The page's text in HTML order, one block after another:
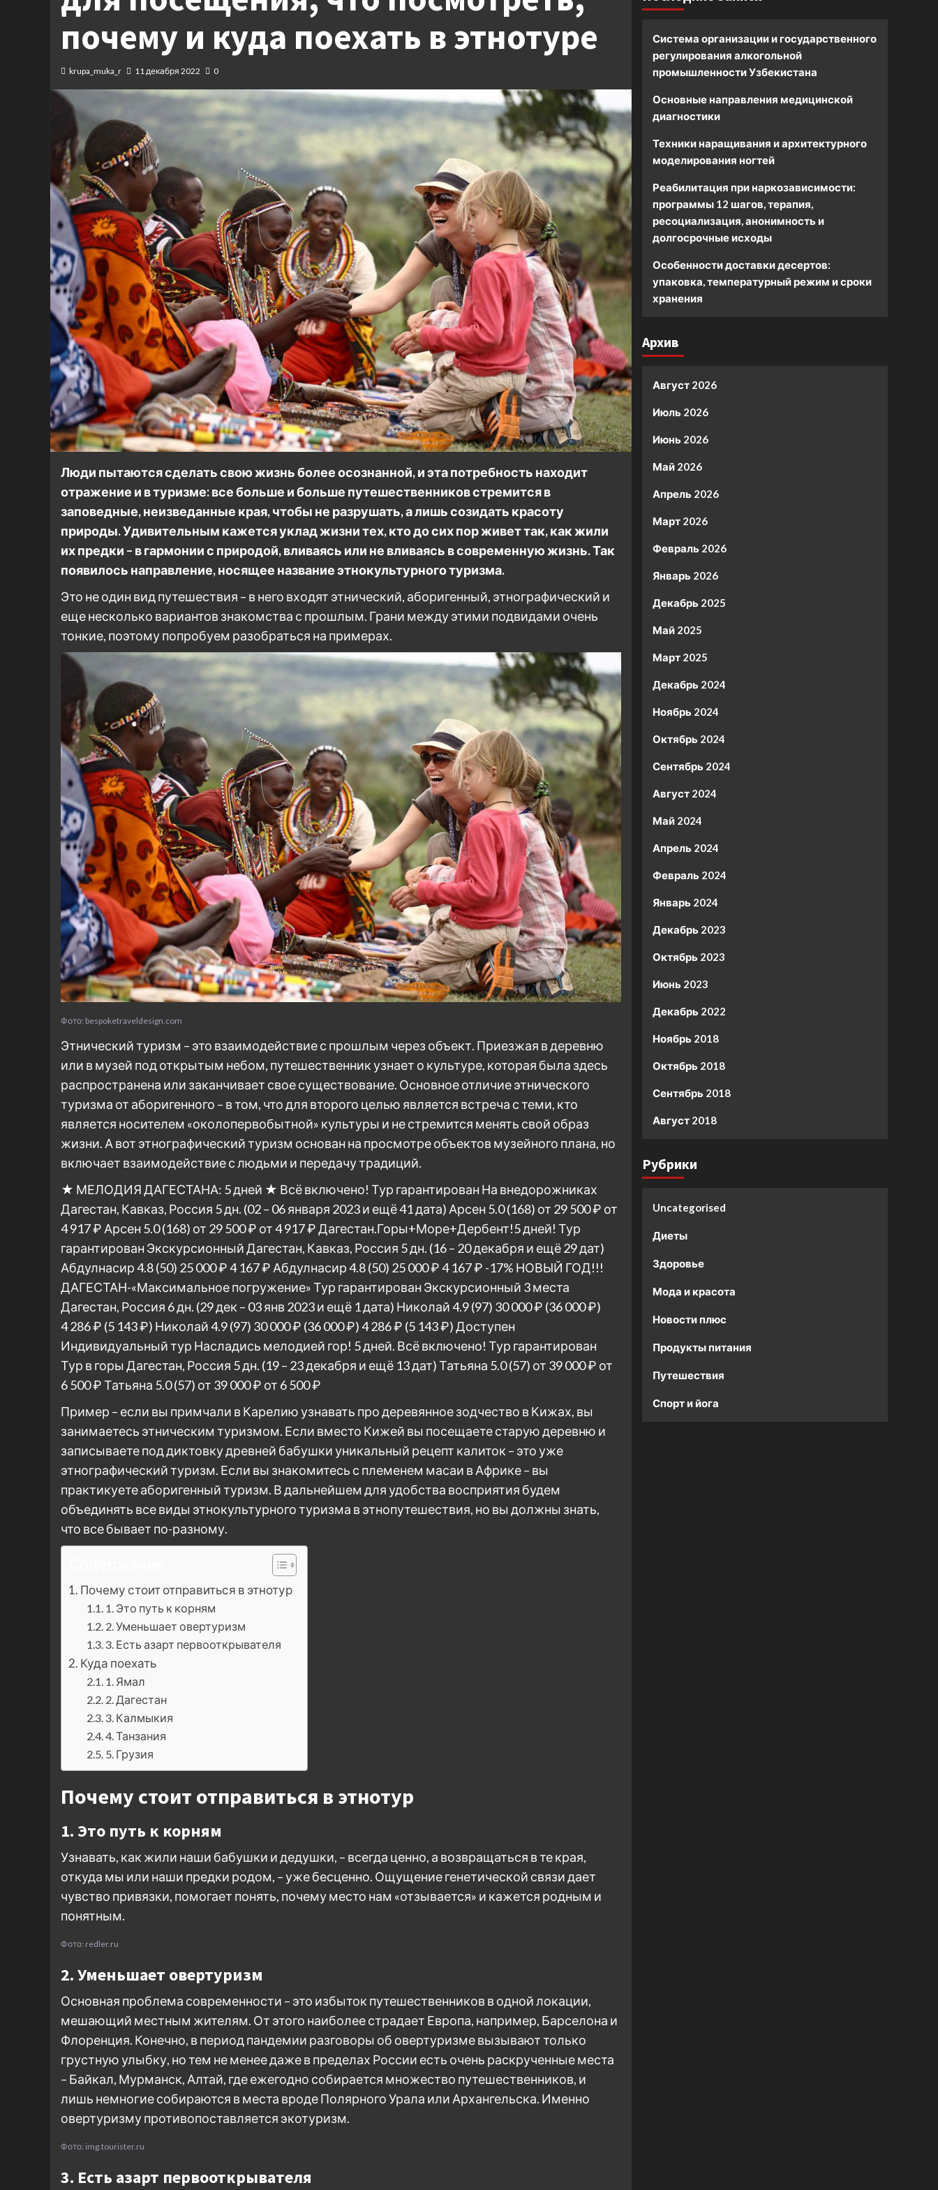
почему и куда поехать в этнотуре
krupa_muka_r 11 декабря 2022 0
Люди пытаются сделать свою жизнь более осознанной, и эта потребность находит
отражение и в туризме: все больше и больше путешественников стремится в
заповедные, неизведанные края, чтобы не разрушать, а лишь созидать красоту
природы. Удивительным кажется уклад жизни тех, кто до сих пор живет так, как жили
их предки – в гармонии с природой, вливаясь или не вливаясь в современную жизнь. Так
появилось направление, носящее название этнокультурного туризма.
Это не один вид путешествия – в него входят этнический, аборигенный, этнографический и
еще несколько вариантов знакомства с прошлым. Грани между этими подвидами очень
тонкие, поэтому попробуем разобраться на примерах.
Фото: bespoketraveldesign.com
Этнический туризм – это взаимодействие с прошлым через объект. Приезжая в деревню
или в музей под открытым небом, путешественник узнает о культуре, которая была здесь
распространена или заканчивает свое существование. Основное отличие этнического
туризма от аборигенного – в том, что для второго целью является встреча с теми, кто
является носителем «околопервобытной» культуры и не стремится менять свой образ
жизни. А вот этнографический туризм основан на просмотре объектов музейного плана, но
включает взаимодействие с людьми и передачу традиций.
★ МЕЛОДИЯ ДАГЕСТАНА: 5 дней ★ Всё включено! Тур гарантирован На внедорожниках
Дагестан, Кавказ, Россия 5 дн. (02 – 06 января 2023 и ещё 41 дата) Арсен 5.0(168) от 29 500 ₽ от
4 917 ₽ Арсен 5.0(168) от 29 500 ₽ от 4 917 ₽Дагестан.Горы+Море+Дербент!5 дней! Тур
гарантирован Экскурсионный Дагестан, Кавказ, Россия 5 дн. (16 – 20 декабря и ещё 29 дат)
Абдулнасир 4.8(50) 25 000 ₽4 167 ₽ Абдулнасир 4.8(50) 25 000 ₽4 167 ₽ -17% НОВЫЙ ГОД!!!
ДАГЕСТАН-«Максимальное погружение» Тур гарантирован Экскурсионный 3 места
Дагестан, Россия 6 дн. (29 дек – 03 янв 2023 и ещё 1 дата) Николай 4.9(97) 30 000 ₽ (36 000 ₽)
4 286 ₽ (5 143 ₽) Николай 4.9(97) 30 000 ₽ (36 000 ₽)4 286 ₽ (5 143 ₽)Доступен
Индивидуальный тур Насладись мелодией гор! 5 дней. Всё включено! Тур гарантирован
Тур в горы Дагестан, Россия 5 дн. (19 – 23 декабря и ещё 13 дат)Татьяна 5.0(57) от 39 000 ₽ от
6 500 ₽Татьяна 5.0(57) от 39 000 ₽ от 6 500 ₽
Пример – если вы примчали в Карелию узнавать про деревянное зодчество в Кижах, вы
занимаетесь этническим туризмом. Если вместо Кижей вы посещаете старую деревню и
записываете под диктовку древней бабушки уникальный рецепт калиток – это уже
этнографический туризм. Если вы знакомитесь с племенем масаи в Африке – вы
практикуете аборигенный туризм. В дальнейшем для удобства восприятия будем
объединять все виды этнокультурного туризма в этнопутешествия, но вы должны знать,
что все бывает по-разному.
Почему стоит отправиться в этнотур
1. Это путь к корням
2. Уменьшает овертуризм
3. Есть азарт первооткрывателя
Куда поехать
1. Ямал
2. Дагестан
3. Калмыкия
4. Танзания
5. Грузия
Почему стоит отправиться в этнотур
1. Это путь к корням
Узнавать, как жили наши бабушки и дедушки, – всегда ценно, а возвращаться в те края,
откуда мы или наши предки родом, – уже бесценно. Ощущение генетической связи дает
чувство привязки, помогает понять, почему место нам «отзывается» и кажется родным и
понятным.
Фото: redler.ru
2. Уменьшает овертуризм
Основная проблема современности – это избыток путешественников в одной локации,
мешающий местным жителям. От этого наиболее страдает Европа, например, Барселона и
Флоренция. Конечно, в период пандемии разговоры об овертуризме вызывают только
грустную улыбку, но тем не менее даже в пределах России есть очень раскрученные места
– Байкал, Мурманск, Алтай, где ежегодно собирается множество путешественников, и
лишь немногие собираются в места вроде Полярного Урала или Архангельска. Именно
овертуризму противопоставляется экотуризм.
Фото: img.tourister.ru
3. Есть азарт первооткрывателя
Система организации и государственного
регулирования алкогольной
промышленности Узбекистана
Основные направления медицинской
диагностики
Техники наращивания и архитектурного
моделирования ногтей
Реабилитация при наркозависимости:
программы 12 шагов, терапия,
ресоциализация, анонимность и
долгосрочные исходы
Особенности доставки десертов:
упаковка, температурный режим и сроки
хранения
Архив
Август 2026
Июль 2026
Июнь 2026
Май 2026
Апрель 2026
Март 2026
Февраль 2026
Январь 2026
Декабрь 2025
Май 2025
Март 2025
Декабрь 2024
Ноябрь 2024
Октябрь 2024
Сентябрь 2024
Август 2024
Май 2024
Апрель 2024
Февраль 2024
Январь 2024
Декабрь 2023
Октябрь 2023
Июнь 2023
Декабрь 2022
Ноябрь 2018
Октябрь 2018
Сентябрь 2018
Август 2018
Рубрики
Uncategorised
Диеты
Здоровье
Мода и красота
Новости плюс
Продукты питания
Путешествия
Спорт и йога